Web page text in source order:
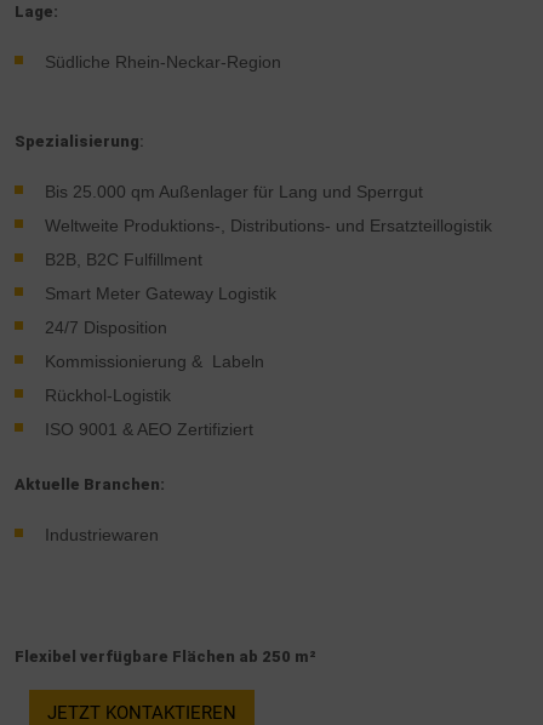
Lage:
Südliche Rhein-Neckar-Region
Spezialisierung:
Bis 25.000 qm Außenlager für Lang und Sperrgut
Weltweite Produktions-, Distributions- und Ersatzteillogistik
B2B, B2C Fulfillment
Smart Meter Gateway Logistik
24/7 Disposition
Kommissionierung & Labeln
Rückhol-Logistik
ISO 9001 & AEO Zertifiziert
Aktuelle Branchen:
Industriewaren
Flexibel verfügbare Flächen ab 250 m²
JETZT KONTAKTIEREN